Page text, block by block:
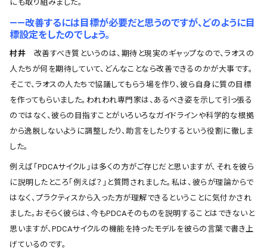
にも取り組みました。
――改善するには目標が必要だと思うのですが、どのように目
標設定をしたのでしょう。
村井 改善すべき質というのは、期待と現実のギャップなので、ラオスの
人たちが何を期待していて、どんなことなら改善できるのかが大事です。
そこで、ラオスの人たちで協議してもらう場を作り、彼ら自身に質の目標
を作ってもらいました。われわれ専門家は、あるべき姿を示して引っ張る
のではなく、彼らの目指すことがいろいろなガイドラインや科学的な根拠
から逸脱しないように調整したり、助言をしたりするという役割に徹しま
した。
例えば「PDCAサイクル」は多くの方がご存じだと思いますが、それを彼ら
に説明したところ「例えば？」と質問されました。私は、彼らが理論からで
はなく、プラクティスから入った方が理解できるということに気付かされ
ました。おそらく彼らは、今もPDCAそのものを説明することはできないと
思いますが、PDCAサイクルの機能を持ったモデルを彼らの言葉で書き上
げているのです。